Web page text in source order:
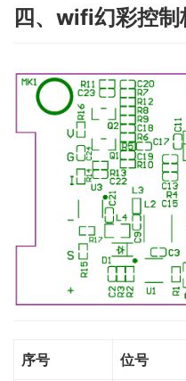
四、wifi幻彩控制
序号 位号